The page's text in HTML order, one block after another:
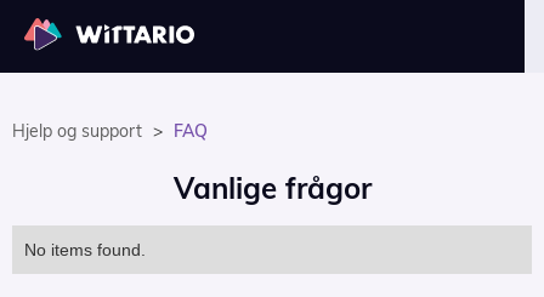
Hjelp og support > FAQ
Vanlige frågor
No items found.